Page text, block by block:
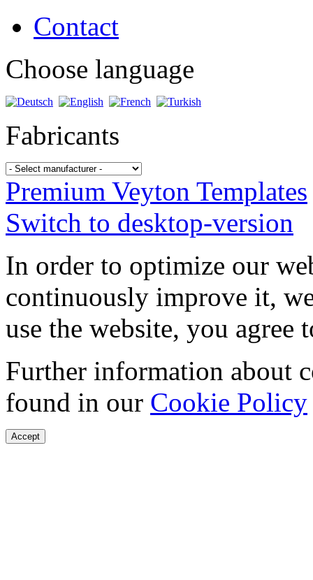
Contact
Choose language
Fabricants
Premium Veyton Templates
Switch to desktop-version
In order to optimize our
continuously improve it,
use the website, you agree
Further information about
found in our Cookie Policy
Accept